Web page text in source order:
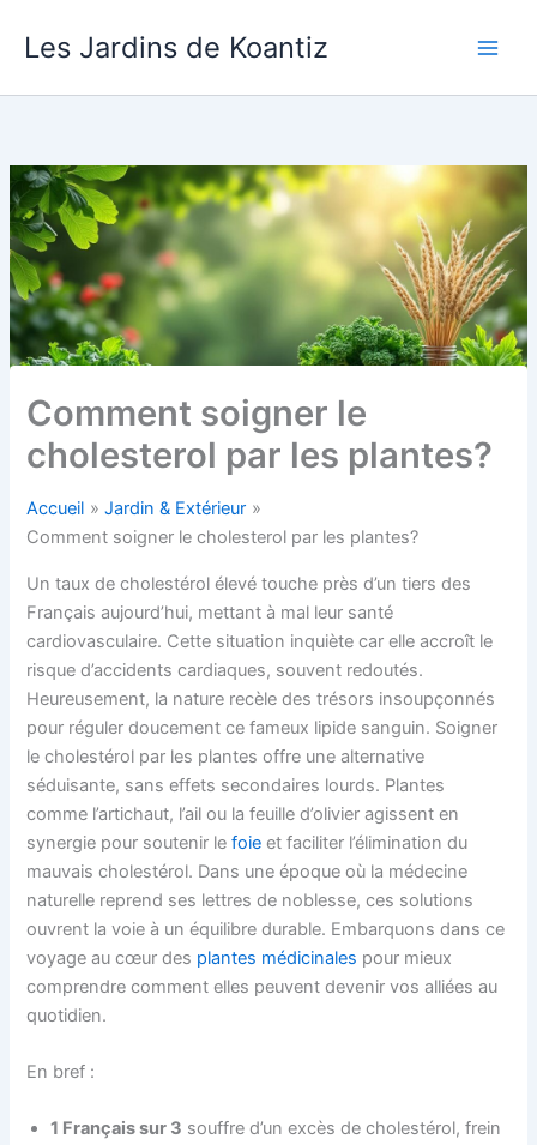
Les Jardins de Koantiz
Comment soigner le
cholesterol par les plantes?
Accueil
Jardin & Extérieur
Comment soigner le cholesterol par les plantes?
Un taux de cholestérol élevé touche près d’un tiers des
Français aujourd’hui, mettant à mal leur santé
cardiovasculaire. Cette situation inquiète car elle accroît le
risque d’accidents cardiaques, souvent redoutés.
Heureusement, la nature recèle des trésors insoupçonnés
pour réguler doucement ce fameux lipide sanguin. Soigner
le cholestérol par les plantes offre une alternative
séduisante, sans effets secondaires lourds. Plantes
comme l’artichaut, l’ail ou la feuille d’olivier agissent en
synergie pour soutenir lefoie et faciliter l’élimination du
mauvais cholestérol. Dans une époque où la médecine
naturelle reprend ses lettres de noblesse, ces solutions
ouvrent la voie à un équilibre durable. Embarquons dans ce
voyage au cœur des plantes médicinales pour mieux
comprendre comment elles peuvent devenir vos alliées au
quotidien.
En bref :
1 Français sur 3 souffre d’un excès de cholestérol, frein